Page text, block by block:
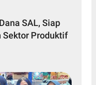
SAL, Siap
Sektor Produktif